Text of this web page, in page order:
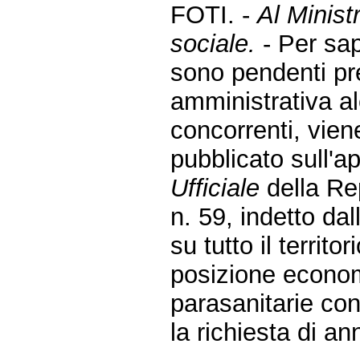
FOTI. -Al
sociale. - Per
sono pendenti
amministrativa
concorrenti,
pubblicato
Ufficiale della
n. 59, indetto
su tutto il
posizione
parasanitarie
la richiesta di